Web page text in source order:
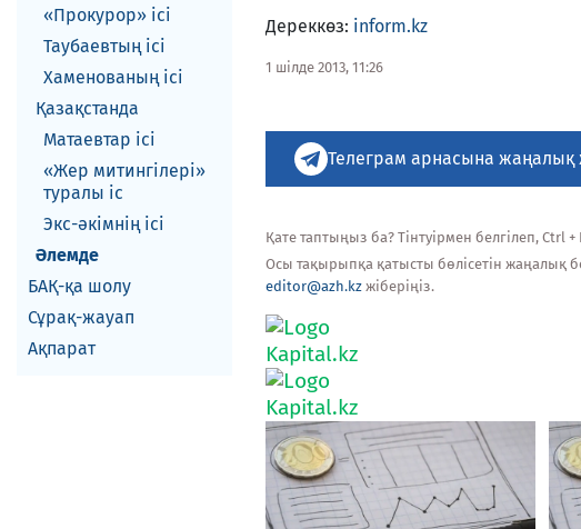
«Прокурор» ісі
Таубаевтың ісі
Хаменованың ісі
Қазақстанда
Матаевтар ici
«Жер митингілері»
туралы іс
Экс-әкiмнiң iсi
Әлемде
БАҚ-қа шолу
Сұрақ-жауап
Ақпарат
Дереккөз: inform.kz
1 шілде 2013, 11:26
Телеграм арнасына жаңалық
Қате таптыңыз ба? Тінтуірмен белгілеп, Ctrl
Осы тақырыпқа қатысты бөлісетін жаңалық
editor@azh.kz жіберіңіз.